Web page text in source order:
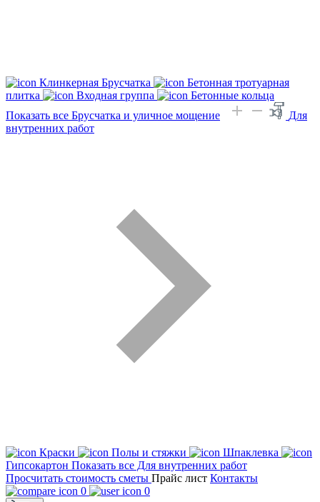
Клинкерная Брусчатка
Бетонная тротуарная
плитка
Входная группа
Бетонные кольца
Показать все Брусчатка и уличное мощение
Для
внутренних работ
Краски Полы и стяжки
Шпаклевка
Гипсокартон Показать все Для внутренних работ
Просчитать стоимость сметы Прайс лист Контакты
0
0